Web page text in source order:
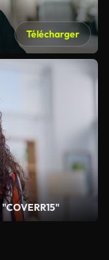
Télécharger
"COVERR15"